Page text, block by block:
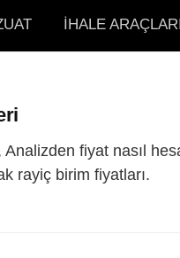
İHALE
fiyat nasıl
rayiç birim fiyatları.